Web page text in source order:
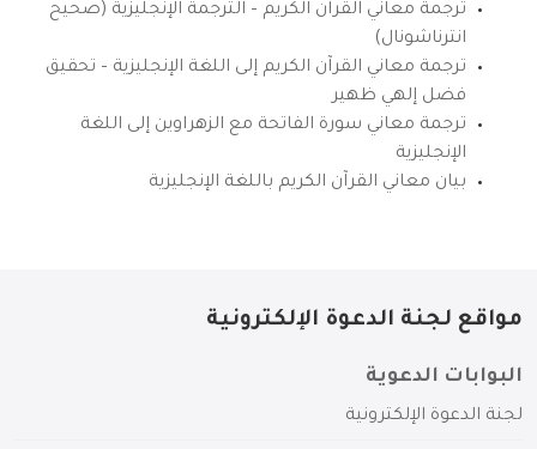
ترجمة معاني القرآن الكريم – الترجمة الإنجليزية (صحيح
انترناشونال)
ترجمة معاني القرآن الكريم إلى اللغة الإنجليزية – تحقيق
فضل إلهي ظهير
ترجمة معاني سورة الفاتحة مع الزهراوين إلى اللغة
الإنجليزية
بيان معاني القرآن الكريم باللغة الإنجليزية
مواقع لجنة الدعوة الإلكترونية
البوابات الدعوية
لجنة الدعوة الإلكترونية